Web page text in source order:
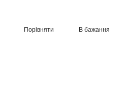
Порівняти В бажання